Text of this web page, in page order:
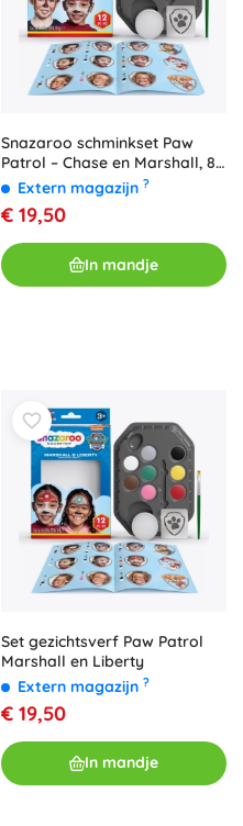
Snazaroo schminkset Paw
Patrol – Chase en Marshall, 8
kleuren
Extern magazijn ?
€ 19,50
In mandje
Set gezichtsverf Paw Patrol
Marshall en Liberty
Extern magazijn ?
€ 19,50
In mandje